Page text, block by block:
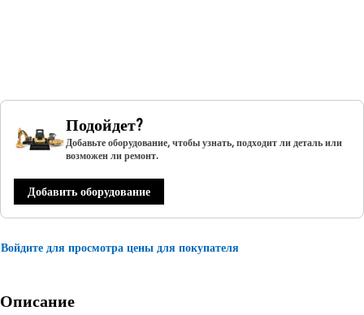
Подойдет?
Добавьте оборудование, чтобы узнать, подходит ли деталь или
возможен ли ремонт.
Добавить оборудование
Войдите для просмотра цены для покупателя
Описание